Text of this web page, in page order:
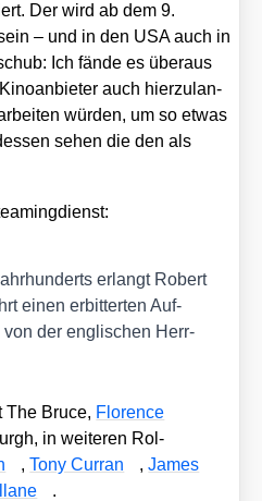
Der wird ab dem 9.
– und in den USA auch in
Ich fän­de es über­aus
auch hier­zu­lan­
wür­den, um so etwas
sehen die den als
erlangt Robert
einen erbit­ter­ten Auf­
von der eng­li­schen Herr­
The Bruce, Flo­rence
in wei­te­ren Rol­
,Tony Cur­ran ,James
.